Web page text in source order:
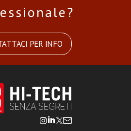
PER INFO